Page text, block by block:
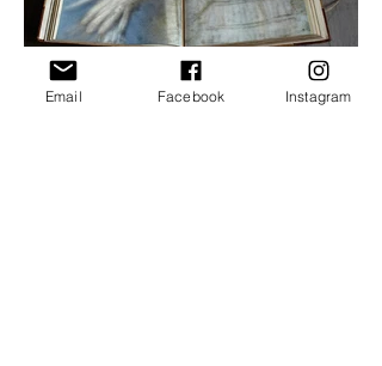
Email Facebook Instagram